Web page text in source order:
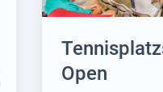
Open